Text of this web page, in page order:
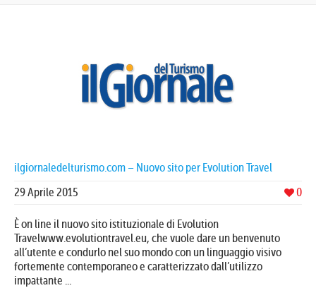
ilgiornaledelturismo.com – Nuovo sito per Evolution Travel
0
29 Aprile 2015
È on line il nuovo sito istituzionale di Evolution
Travelwww.evolutiontravel.eu, che vuole dare un benvenuto
all’utente e condurlo nel suo mondo con un linguaggio visivo
fortemente contemporaneo e caratterizzato dall’utilizzo
impattante ...